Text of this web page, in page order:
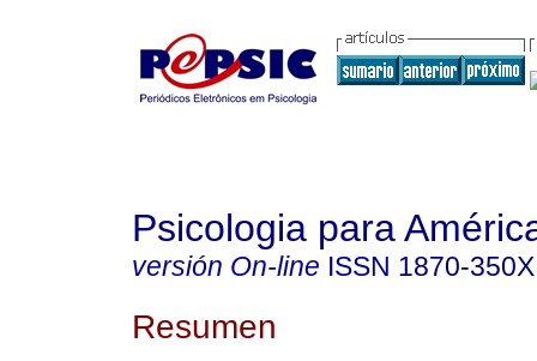
Psicologia para
versión On-line ISSN 1870-350X
Resumen